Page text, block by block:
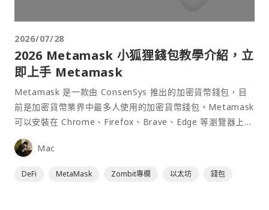
2026/07/28
2026 Metamask 小狐狸錢包教學介紹，立
即上手 Metamask
Metamask 是一款由 ConsenSys 推出的加密貨幣錢包，目
前是加密貨幣業界中最多人使用的加密貨幣錢包。Metamask
可以安裝在 Chrome、Firefox、Brave、Edge 等瀏覽器上作
為插件使用，具備許多功能且使用上非常方便。
Mac
DeFi MetaMask Zombit專欄 以太坊 錢包